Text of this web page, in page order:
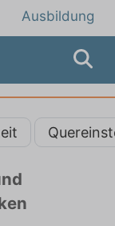
Ausbildung